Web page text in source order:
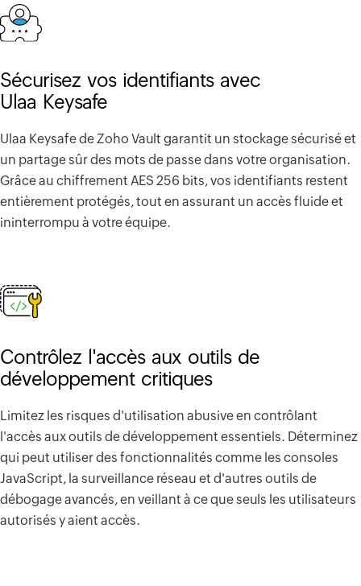
Sécurisez vos identifiants avec
Ulaa Keysafe
Ulaa Keysafe de Zoho Vault garantit un stockage sécurisé et
un partage sûr des mots de passe dans votre organisation.
Grâce au chiffrement AES 256 bits, vos identifiants restent
entièrement protégés, tout en assurant un accès fluide et
ininterrompu à votre équipe.
Contrôlez l'accès aux outils de
développement critiques
Limitez les risques d'utilisation abusive en contrôlant
l'accès aux outils de développement essentiels. Déterminez
qui peut utiliser des fonctionnalités comme les consoles
JavaScript, la surveillance réseau et d'autres outils de
débogage avancés, en veillant à ce que seuls les utilisateurs
autorisés y aient accès.